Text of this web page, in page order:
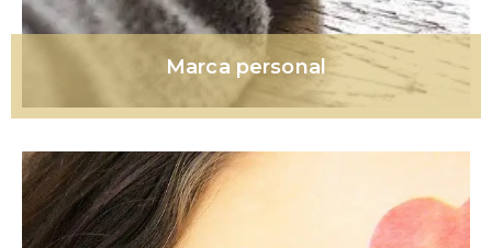
Marca personal